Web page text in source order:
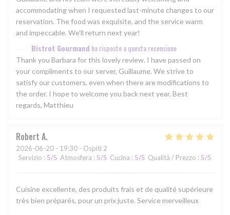
accommodating when I requested last-minute changes to our
reservation. The food was exquisite, and the service warm
and impeccable. We'll return next year!
Bistrot Gourmand ha risposto a questa recensione
Thank you Barbara for this lovely review. I have passed on
your compliments to our server, Guillaume. We strive to
satisfy our customers, even when there are modifications to
the order. I hope to welcome you back next year. Best
regards, Matthieu
Robert A
2026-06-20 - 19:30 - Ospiti 2
Servizio : 5/5 Atmosfera : 5/5 Cucina : 5/5 Qualità / Prezzo : 5/5
Cuisine excellente, des produits frais et de qualité supérieure
très bien préparés, pour un prix juste. Service merveilleux